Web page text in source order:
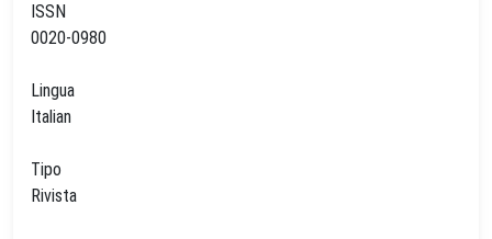
ISSN
Lingua
Tipo
Rivista